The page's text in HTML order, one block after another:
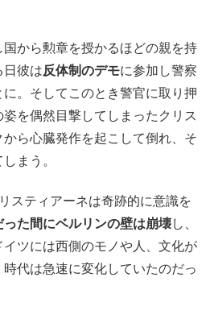
から勲章を授かるほどの親を持
日彼は反体制のデモに参加し警察
。そしてこのとき警官に取り押
を偶然目撃してしまったクリス
ら心臓発作を起こして倒れ、そ
まう。
スティアーネは奇跡的に意識を
った間にベルリンの壁は崩壊し、
ツには西側のモノや人、文化が
代は急速に変化していたのだっ